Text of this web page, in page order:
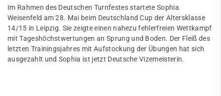
Im Rahmen des Deutschen Turnfestes startete Sophia
Weisenfeld am 28. Mai beim Deutschland Cup der Altersklasse
14/15 in Leipzig. Sie zeigte einen nahezu fehlerfreien Wettkampf
mit Tageshöchstwertungen an Sprung und Boden. Der Fleiß des
letzten Trainingsjahres mit Aufstockung der Übungen hat sich
ausgezahlt und Sophia ist jetzt Deutsche Vizemeisterin.